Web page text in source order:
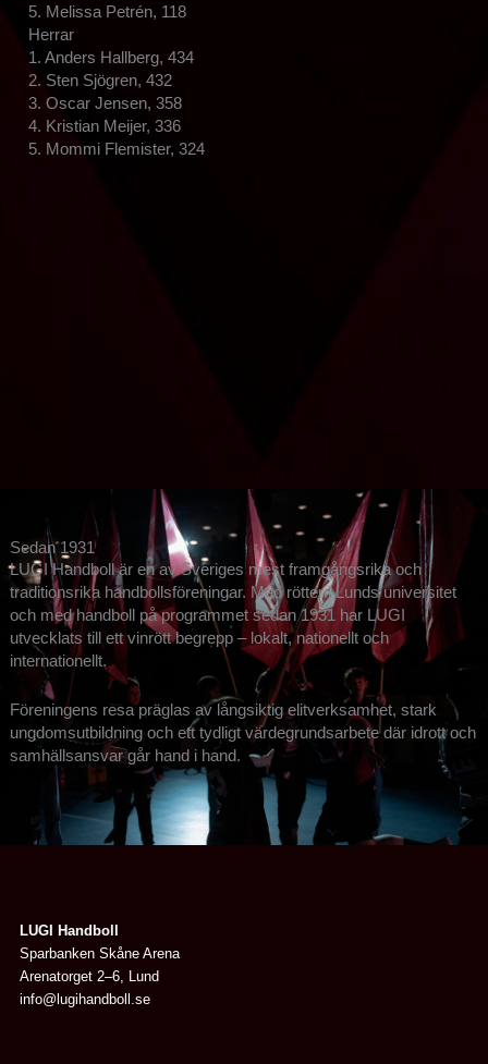
5. Melissa Petrén, 118
Herrar
1. Anders Hallberg, 434
2. Sten Sjögren, 432
3. Oscar Jensen, 358
4. Kristian Meijer, 336
5. Mommi Flemister, 324
Sedan 1931
LUGI Handboll är en av Sveriges mest framgångsrika och
traditionsrika handbollsföreningar. Med rötter i Lunds universitet
och med handboll på programmet sedan 1931 har LUGI
utvecklats till ett vinrött begrepp – lokalt, nationellt och
internationellt.
Föreningens resa präglas av långsiktig elitverksamhet, stark
ungdomsutbildning och ett tydligt värdegrundsarbete där idrott och
samhällsansvar går hand i hand.
LUGI Handboll
Sparbanken Skåne Arena
Arenatorget 2–6, Lund
info@lugihandboll.se